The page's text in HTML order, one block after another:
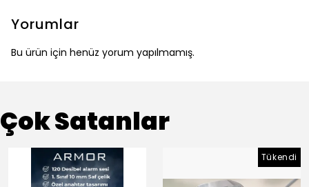
Yorumlar
Bu ürün için henüz yorum yapılmamış.
Çok Satanlar
Tükendi